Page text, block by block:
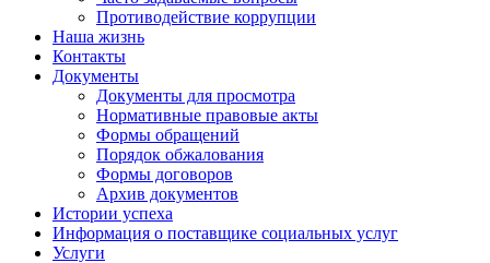
Противодействие коррупции
Наша жизнь
Контакты
Документы
Документы для просмотра
Нормативные правовые акты
Формы обращений
Порядок обжалования
Формы договоров
Архив документов
Истории успеха
Информация о поставщике социальных услуг
Услуги